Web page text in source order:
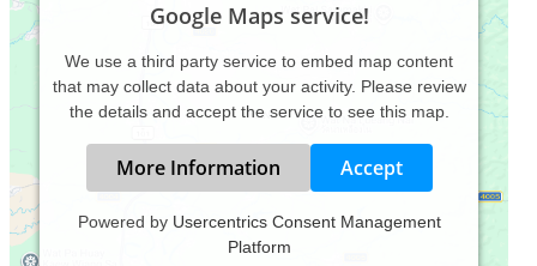
Google Maps service!
We use a third party service to embed map content
that may collect data about your activity. Please review
the details and accept the service to see this map.
More Information Accept
Powered by Usercentrics Consent Management
Platform
Praxis für Hypnose in Hannover